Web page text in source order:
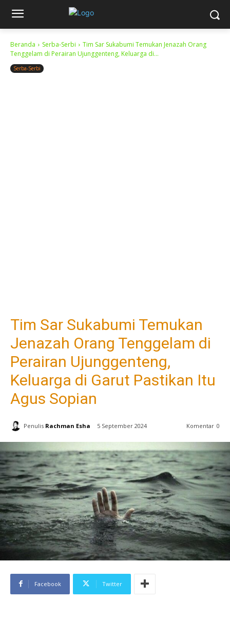
Beranda Serba-Serbi
Tim Sar Sukabumi Temukan Jenazah Orang
Tenggelam di Perairan Ujunggenteng, Keluarga di...
Serba-Serbi
Tim Sar Sukabumi Temukan
Jenazah Orang Tenggelam di
Perairan Ujunggenteng,
Keluarga di Garut Pastikan Itu
Agus Sopian
Penulis Rachman Esha 5 September 2024 Komentar 0
Facebook Twitter